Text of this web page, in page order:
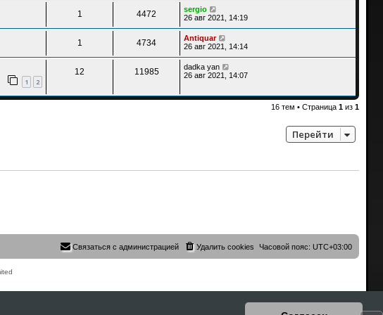
1 4472
sergio
26 авг 2021, 14:19
1 4734
Antiquar
26 авг 2021, 14:14
1 2
12 11985
dadka yan
26 авг 2021, 14:07
16 тем • Страница1 из1
Перейти
Часовой пояс:UTC+03:00
Удалить cookies
Связаться с администрацией